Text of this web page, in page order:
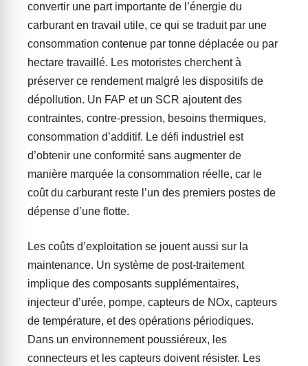
convertir une part importante de l’énergie du
carburant en travail utile, ce qui se traduit par une
consommation contenue par tonne déplacée ou par
hectare travaillé. Les motoristes cherchent à
préserver ce rendement malgré les dispositifs de
dépollution. Un FAP et un SCR ajoutent des
contraintes, contre-pression, besoins thermiques,
consommation d’additif. Le défi industriel est
d’obtenir une conformité sans augmenter de
manière marquée la consommation réelle, car le
coût du carburant reste l’un des premiers postes de
dépense d’une flotte.
Les coûts d’exploitation se jouent aussi sur la
maintenance. Un système de post-traitement
implique des composants supplémentaires,
injecteur d’urée, pompe, capteurs de NOx, capteurs
de température, et des opérations périodiques.
Dans un environnement poussiéreux, les
connecteurs et les capteurs doivent résister. Les